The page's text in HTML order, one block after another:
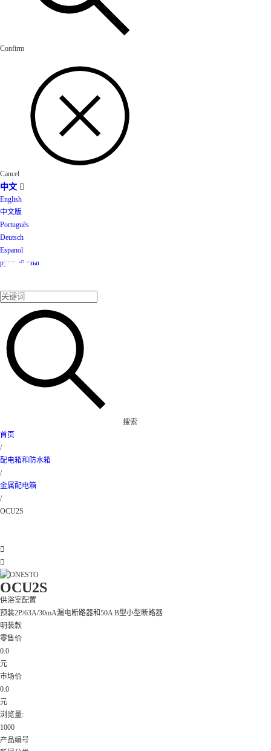
Confirm
Cancel
中文 
English
中文版
Português
Deutsch
Espanol
русский язык
产品
搜索
首页
/
配电箱和防水箱
/
金属配电箱
/
OCU2S


OCU2S
供浴室配置
预装2P/63A/30mA漏电断路器和50A B型小型断路器
明装款
零售价
0.0
元
市场价
0.0
元
浏览量:
1000
产品编号